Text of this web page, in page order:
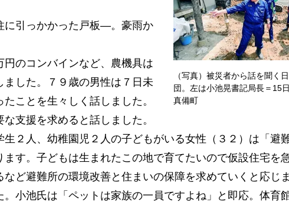
（写真）被災者から話を聞く
団。左は小池晃書記局長＝15
真備町
に引っかかった戸板―。豪雨か
のコンバインなど、農機具は
した。７９歳の男性は７日未
ことを生々しく話しました。
支援を求めると話しました。
２人、幼稚園児２人の子どもがいる女性（３２）は「避
す。子どもは生まれたこの地で育てたいので仮設住宅を
ど避難所の環境改善と住まいの保障を求めていくと応じま
小池氏は「ペットは家族の一員ですよね」と即応。体育